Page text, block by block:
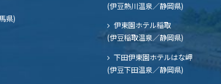
県)
(伊豆熱川温泉／静岡県)
伊東園ホテル稲取
(伊豆稲取温泉／静岡県)
下田伊東園ホテルはな岬
(伊豆下田温泉／静岡県)